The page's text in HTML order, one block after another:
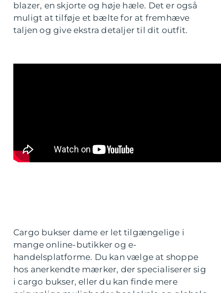
blazer, en skjorte og høje hæle. Det er også
muligt at tilføje et bælte for at fremhæve
taljen og give ekstra detaljer til dit outfit.
Cargo bukser dame er let tilgængelige i
mange online-butikker og e-
handelsplatforme. Du kan vælge at shoppe
hos anerkendte mærker, der specialiserer sig
i cargo bukser, eller du kan finde mere